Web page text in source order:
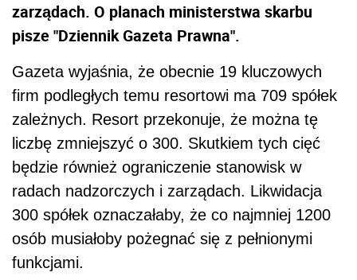
zarządach. O planach ministerstwa skarbu
pisze "Dziennik Gazeta Prawna".
Gazeta wyjaśnia, że obecnie 19 kluczowych
firm podległych temu resortowi ma 709 spółek
zależnych. Resort przekonuje, że można tę
liczbę zmniejszyć o 300. Skutkiem tych cięć
będzie również ograniczenie stanowisk w
radach nadzorczych i zarządach. Likwidacja
300 spółek oznaczałaby, że co najmniej 1200
osób musiałoby pożegnać się z pełnionymi
funkcjami.